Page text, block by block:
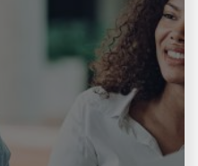
completos o empleados
donde tu empresa
El objetivo
las habilidades en
una comprensión
proyectos actuales. Para